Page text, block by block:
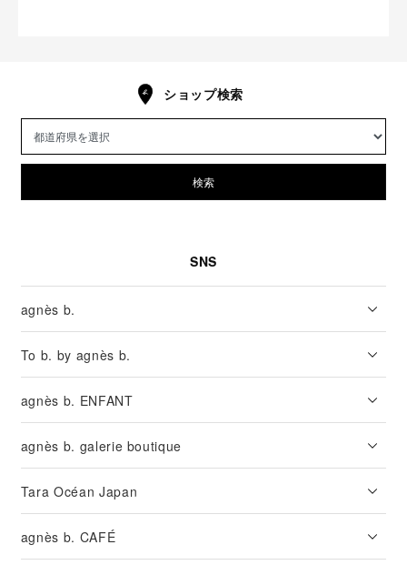
ショップ検索
検索
SNS
agnès b.
To b. by agnès b.
agnès b. ENFANT
agnès b. galerie boutique
Tara Océan Japan
agnès b. CAFÉ